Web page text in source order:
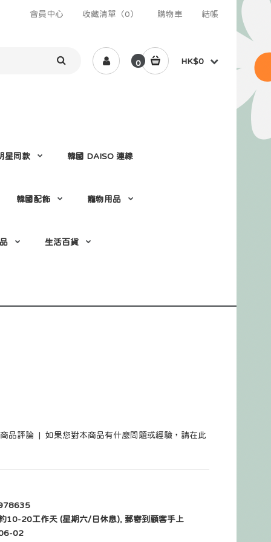
會員中心 收藏清單（0） 購物車 結帳
0 HK$0
星同款 韓國 DAISO 連線
韓國配飾 寵物用品
生活百貨
品評論 如果您對本商品有什麼問題或經驗，請在此
10-20工作天 (星期六/日休息), 郵寄到顧客手上
02